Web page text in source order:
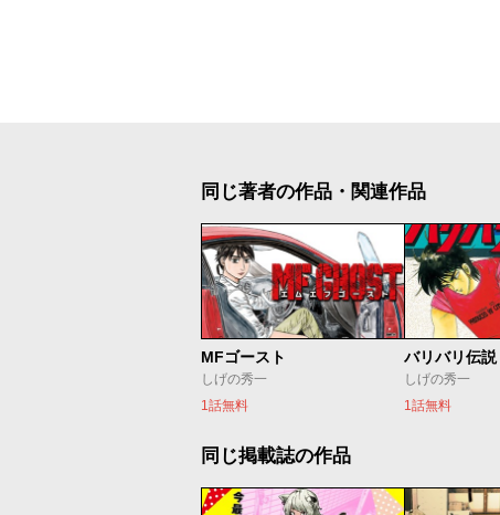
同じ著者の作品・関連作品
MFゴースト
しげの秀一
1話無料
バリバリ伝説
しげの秀一
1話無料
同じ掲載誌の作品